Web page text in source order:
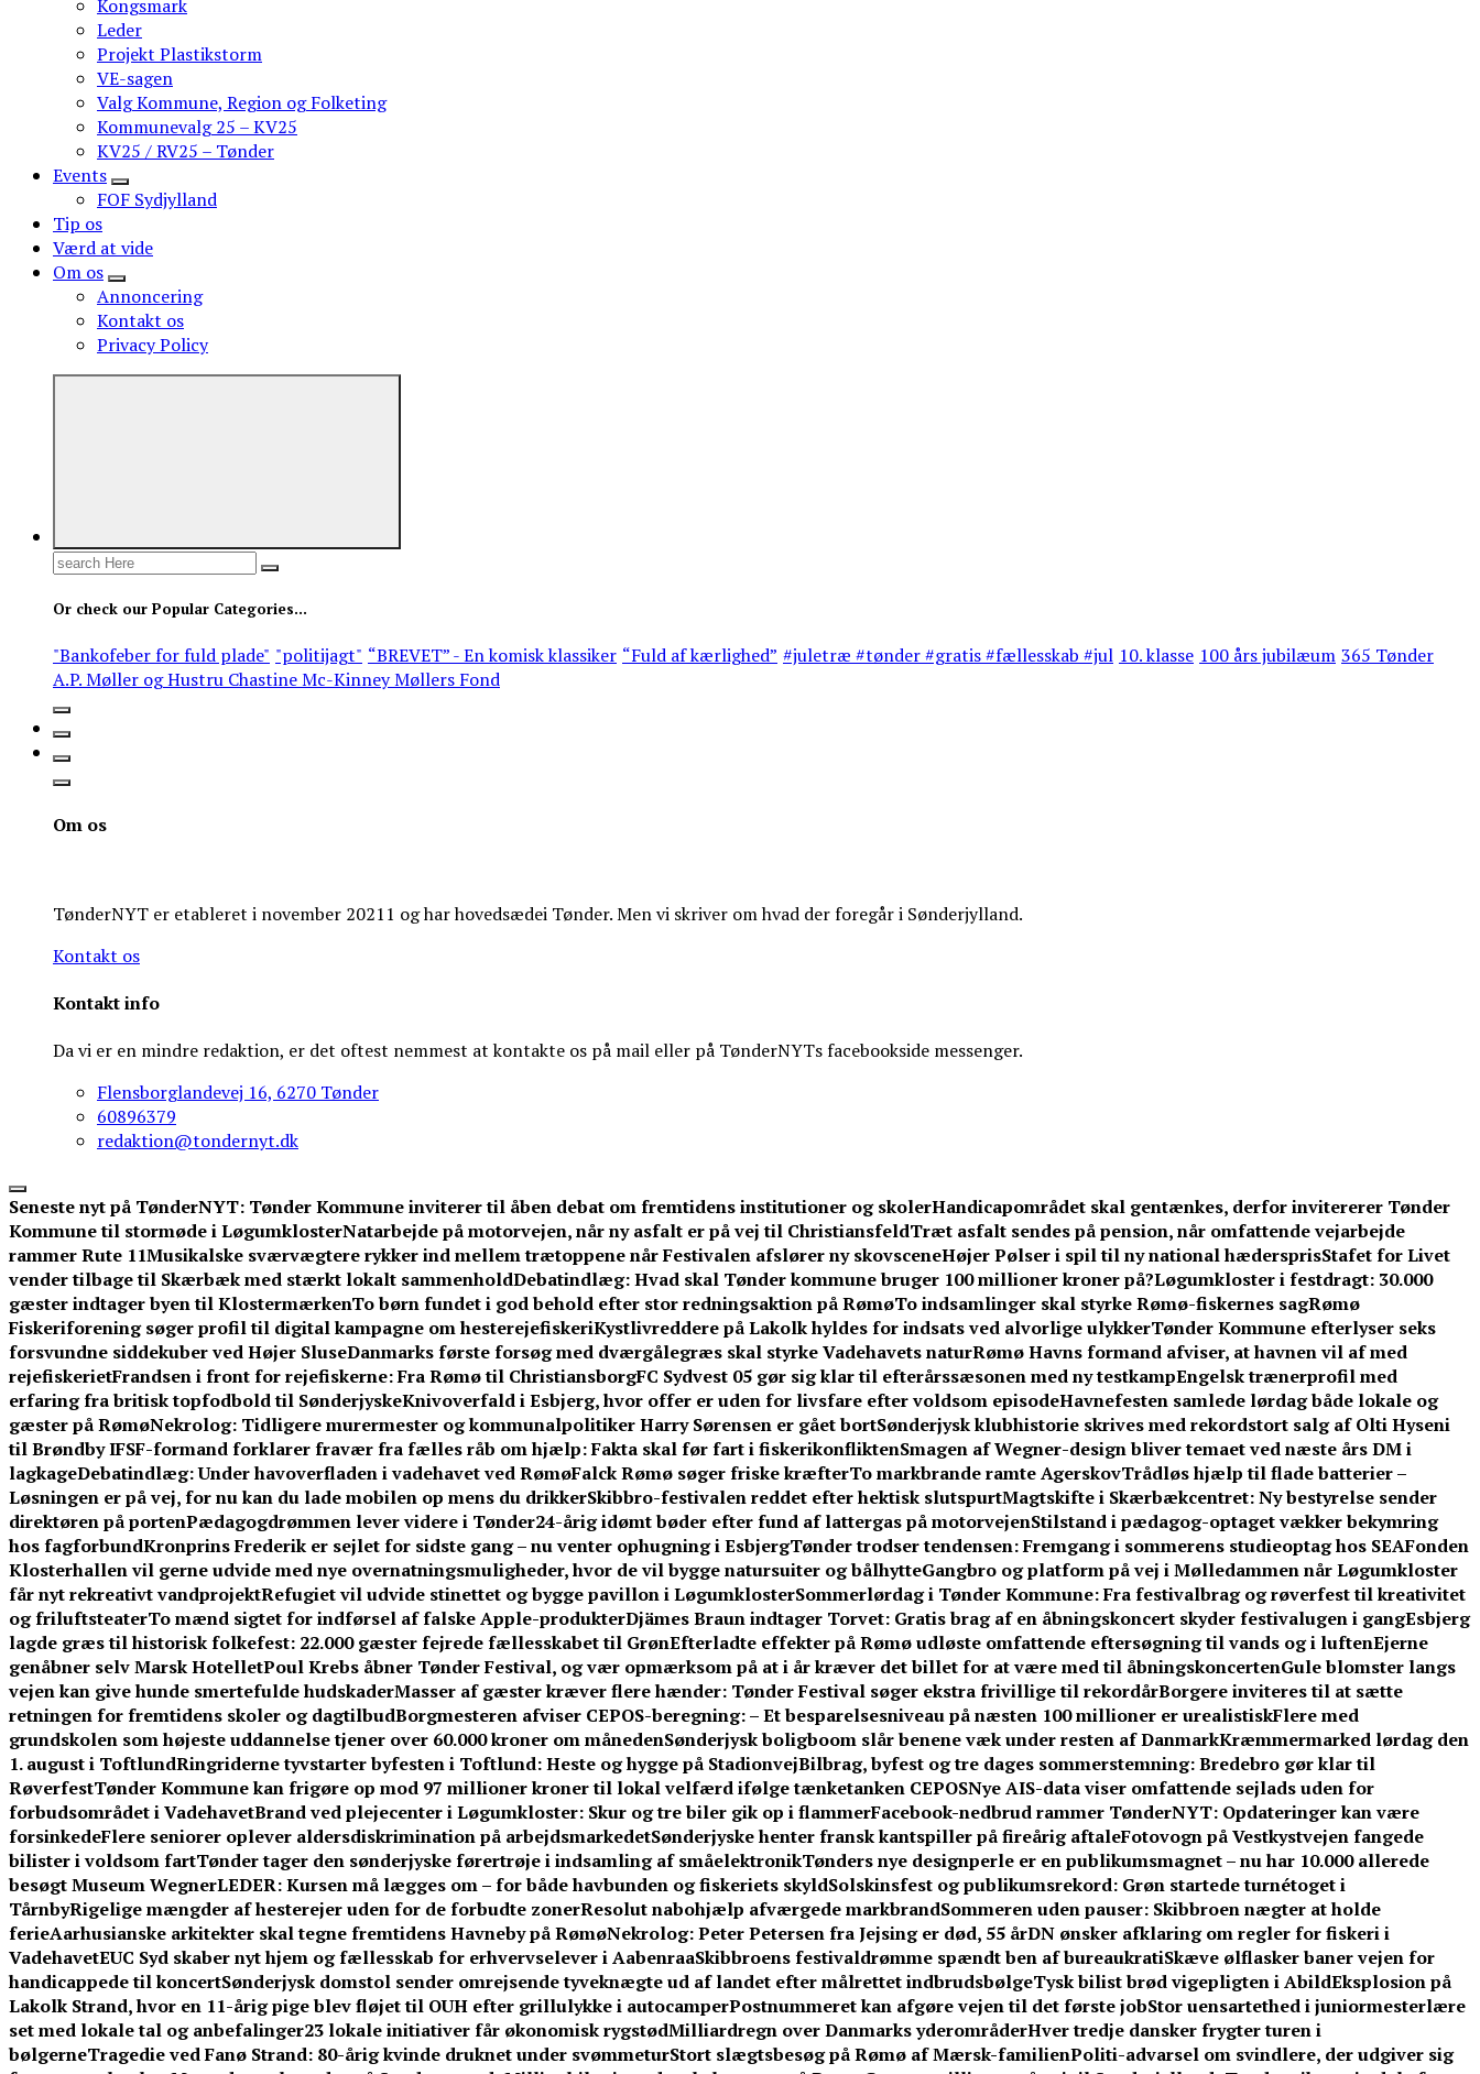
Kongsmark
Leder
Projekt Plastikstorm
VE-sagen
Valg Kommune, Region og Folketing
Kommunevalg 25 – KV25
KV25 / RV25 – Tønder
Events
FOF Sydjylland
Tip os
Værd at vide
Om os
Annoncering
Kontakt os
Privacy Policy
Search
Or check our Popular Categories...
"Bankofeber for fuld plade" "politijagt" “BREVET” - En komisk klassiker “Fuld af kærlighed” #juletræ #tønder #gratis #fællesskab #jul 10. klasse 100 års jubilæum 365 Tønder
A.P. Møller og Hustru Chastine Mc-Kinney Møllers Fond
Om os
TønderNYT er etableret i november 20211 og har hovedsædei Tønder. Men vi skriver om hvad der foregår i Sønderjylland.
Kontakt os
Kontakt info
Da vi er en mindre redaktion, er det oftest nemmest at kontakte os på mail eller på TønderNYTs facebookside messenger.
Flensborglandevej 16, 6270 Tønder
60896379
redaktion@tondernyt.dk
Seneste nyt på TønderNYT: Tønder Kommune inviterer til åben debat om fremtidens institutioner og skolerHandicapområdet skal gentænkes, derfor invitererer Tønder
Kommune til stormøde i LøgumklosterNatarbejde på motorvejen, når ny asfalt er på vej til ChristiansfeldTræt asfalt sendes på pension, når omfattende vejarbejde
rammer Rute 11Musikalske sværvægtere rykker ind mellem trætoppene når Festivalen afslører ny skovsceneHøjer Pølser i spil til ny national hædersprisStafet for Livet
vender tilbage til Skærbæk med stærkt lokalt sammenholdDebatindlæg: Hvad skal Tønder kommune bruger 100 millioner kroner på?Løgumkloster i festdragt: 30.000
gæster indtager byen til KlostermærkenTo børn fundet i god behold efter stor redningsaktion på RømøTo indsamlinger skal styrke Rømø-fiskernes sagRømø
Fiskeriforening søger profil til digital kampagne om hesterejefiskeriKystlivreddere på Lakolk hyldes for indsats ved alvorlige ulykkerTønder Kommune efterlyser seks
forsvundne siddekuber ved Højer SluseDanmarks første forsøg med dværgålegræs skal styrke Vadehavets naturRømø Havns formand afviser, at havnen vil af med
rejefiskerietFrandsen i front for rejefiskerne: Fra Rømø til ChristiansborgFC Sydvest 05 gør sig klar til efterårssæsonen med ny testkampEngelsk trænerprofil med
erfaring fra britisk topfodbold til SønderjyskeKnivoverfald i Esbjerg, hvor offer er uden for livsfare efter voldsom episodeHavnefesten samlede lørdag både lokale og
gæster på RømøNekrolog: Tidligere murermester og kommunalpolitiker Harry Sørensen er gået bortSønderjysk klubhistorie skrives med rekordstort salg af Olti Hyseni
til Brøndby IFSF-formand forklarer fravær fra fælles råb om hjælp: Fakta skal før fart i fiskerikonfliktenSmagen af Wegner-design bliver temaet ved næste års DM i
lagkageDebatindlæg: Under havoverfladen i vadehavet ved RømøFalck Rømø søger friske kræfterTo markbrande ramte AgerskovTrådløs hjælp til flade batterier –
Løsningen er på vej, for nu kan du lade mobilen op mens du drikkerSkibbro-festivalen reddet efter hektisk slutspurtMagtskifte i Skærbækcentret: Ny bestyrelse sender
direktøren på portenPædagogdrømmen lever videre i Tønder24-årig idømt bøder efter fund af lattergas på motorvejenStilstand i pædagog-optaget vækker bekymring
hos fagforbundKronprins Frederik er sejlet for sidste gang – nu venter ophugning i EsbjergTønder trodser tendensen: Fremgang i sommerens studieoptag hos SEAFonden
Klosterhallen vil gerne udvide med nye overnatningsmuligheder, hvor de vil bygge natursuiter og bålhytteGangbro og platform på vej i Mølledammen når Løgumkloster
får nyt rekreativt vandprojektRefugiet vil udvide stinettet og bygge pavillon i LøgumklosterSommerlørdag i Tønder Kommune: Fra festivalbrag og røverfest til kreativitet
og friluftsteaterTo mænd sigtet for indførsel af falske Apple-produkterDjämes Braun indtager Torvet: Gratis brag af en åbningskoncert skyder festivalugen i gangEsbjerg
lagde græs til historisk folkefest: 22.000 gæster fejrede fællesskabet til GrønEfterladte effekter på Rømø udløste omfattende eftersøgning til vands og i luftenEjerne
genåbner selv Marsk HotelletPoul Krebs åbner Tønder Festival, og vær opmærksom på at i år kræver det billet for at være med til åbningskoncertenGule blomster langs
vejen kan give hunde smertefulde hudskaderMasser af gæster kræver flere hænder: Tønder Festival søger ekstra frivillige til rekordårBorgere inviteres til at sætte
retningen for fremtidens skoler og dagtilbudBorgmesteren afviser CEPOS-beregning: – Et besparelsesniveau på næsten 100 millioner er urealistiskFlere med
grundskolen som højeste uddannelse tjener over 60.000 kroner om månedenSønderjysk boligboom slår benene væk under resten af DanmarkKræmmermarked lørdag den
1. august i ToftlundRingriderne tyvstarter byfesten i Toftlund: Heste og hygge på StadionvejBilbrag, byfest og tre dages sommerstemning: Bredebro gør klar til
RøverfestTønder Kommune kan frigøre op mod 97 millioner kroner til lokal velfærd ifølge tænketanken CEPOSNye AIS-data viser omfattende sejlads uden for
forbudsområdet i VadehavetBrand ved plejecenter i Løgumkloster: Skur og tre biler gik op i flammerFacebook-nedbrud rammer TønderNYT: Opdateringer kan være
forsinkedeFlere seniorer oplever aldersdiskrimination på arbejdsmarkedetSønderjyske henter fransk kantspiller på fireårig aftaleFotovogn på Vestkystvejen fangede
bilister i voldsom fartTønder tager den sønderjyske førertrøje i indsamling af småelektronikTønders nye designperle er en publikumsmagnet – nu har 10.000 allerede
besøgt Museum WegnerLEDER: Kursen må lægges om – for både havbunden og fiskeriets skyldSolskinsfest og publikumsrekord: Grøn startede turnétoget i
TårnbyRigelige mængder af hesterejer uden for de forbudte zonerResolut nabohjælp afværgede markbrandSommeren uden pauser: Skibbroen nægter at holde
ferieAarhusianske arkitekter skal tegne fremtidens Havneby på RømøNekrolog: Peter Petersen fra Jejsing er død, 55 årDN ønsker afklaring om regler for fiskeri i
VadehavetEUC Syd skaber nyt hjem og fællesskab for erhvervselever i AabenraaSkibbroens festivaldrømme spændt ben af bureaukratiSkæve ølflasker baner vejen for
handicappede til koncertSønderjysk domstol sender omrejsende tyveknægte ud af landet efter målrettet indbrudsbølgeTysk bilist brød vigepligten i AbildEksplosion på
Lakolk Strand, hvor en 11-årig pige blev fløjet til OUH efter grillulykke i autocamperPostnummeret kan afgøre vejen til det første jobStor uensartethed i juniormesterlære
set med lokale tal og anbefalinger23 lokale initiativer får økonomisk rygstødMilliardregn over Danmarks yderområderHver tredje dansker frygter turen i
bølgerneTragedie ved Fanø Strand: 80-årig kvinde druknet under svømmeturStort slægtsbesøg på Rømø af Mærsk-familienPoliti-advarsel om svindlere, der udgiver sig